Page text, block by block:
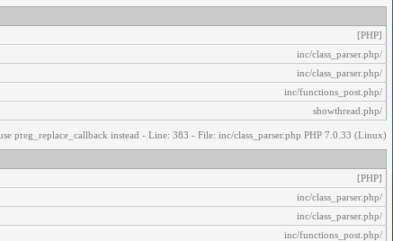
[PHP]
/inc/class_parser.php
/inc/class_parser.php
/inc/functions_post.php
/showthread.php
preg_replace_callback instead - Line: 383 - File: inc/class_parser.php PHP 7.0.33 (Linux)
[PHP]
/inc/class_parser.php
/inc/class_parser.php
/inc/functions_post.php